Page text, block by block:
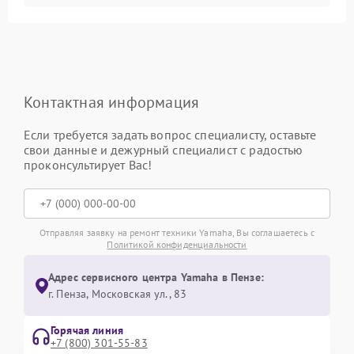
Контактная информация
Если требуется задать вопрос специалисту, оставьте
свои данные и дежурный специалист с радостью
проконсультирует Вас!
Отправляя заявку на ремонт техники Yamaha, Вы соглашаетесь с
Политикой конфиденциальности
Адрес сервисного центра Yamaha в Пензе:
г. Пенза, Московская ул., 83
Горячая линия
+7 (800) 301-55-83